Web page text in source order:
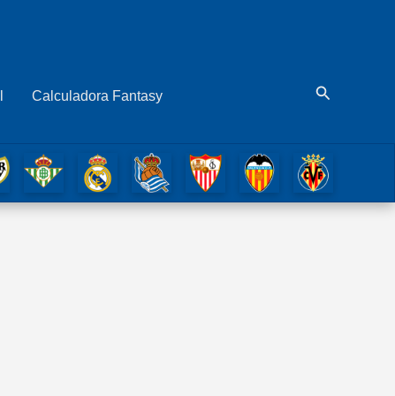
Calculadora Fantasy Buscar